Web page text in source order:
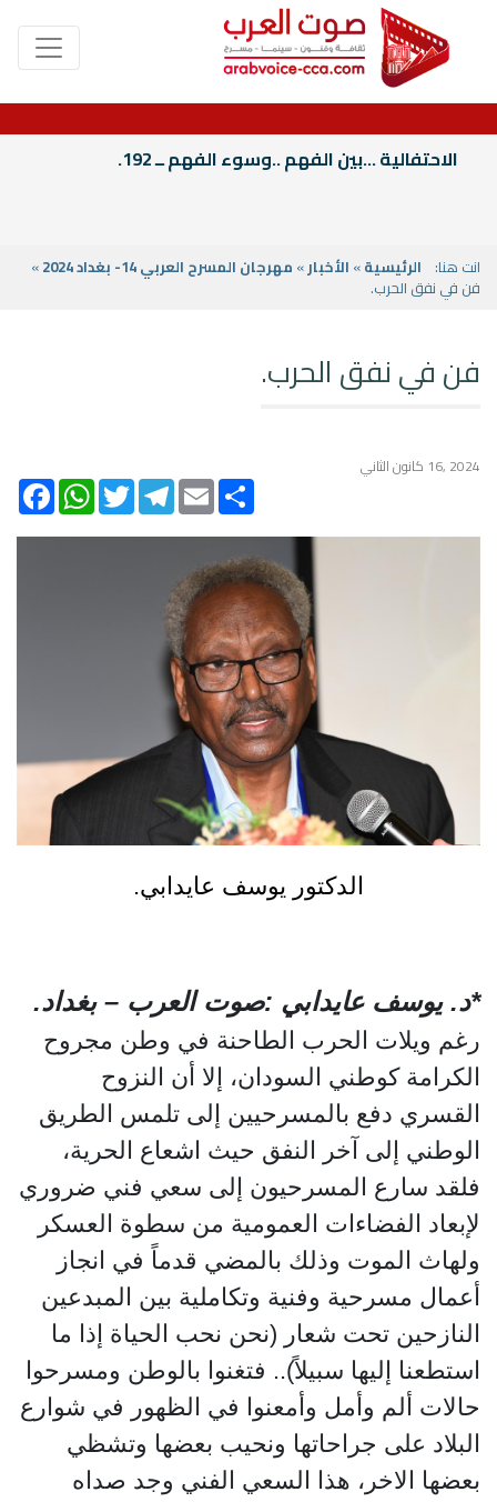
الاحتفالية ...بين الفهم ..وسوء الفهم ــ 192.
انت هنا: الرئيسية» الأخبار» مهرجان المسرح العربي 14- بغداد 2024 »
فن في نفق الحرب.
فن في نفق الحرب.
2024 ,16 كانون الثاني
WhatsAppTwitterTelegramEmailShare
الدكتور يوسف عايدابي.
*د. يوسف عايدابي :صوت العرب – بغداد.
رغم ويلات الحرب الطاحنة في وطن مجروح
الكرامة كوطني السودان، إلا أن النزوح
القسري دفع بالمسرحيين إلى تلمس الطريق
الوطني إلى آخر النفق حيث اشعاع الحرية،
فلقد سارع المسرحيون إلى سعي فني ضروري
لإبعاد الفضاءات العمومية من سطوة العسكر
ولهاث الموت وذلك بالمضي قدماً في انجاز
أعمال مسرحية وفنية وتكاملية بين المبدعين
النازحين تحت شعار (نحن نحب الحياة إذا ما
استطعنا إليها سبيلاً).. فتغنوا بالوطن ومسرحوا
حالات ألم وأمل وأمعنوا في الظهور في شوارع
البلاد على جراحاتها ونحيب بعضها وتشظي
بعضها الاخر، هذا السعي الفني وجد صداه